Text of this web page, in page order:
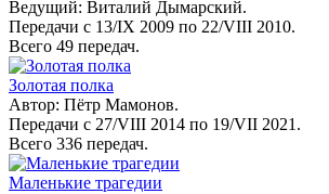
Ведущий: Виталий Дымарский.
Передачи с 13/IX 2009 по 22/VIII 2010.
Всего 49 передач.
Золотая полка
Автор: Пётр Мамонов.
Передачи с 27/VIII 2014 по 19/VII 2021.
Всего 336 передач.
Маленькие трагедии